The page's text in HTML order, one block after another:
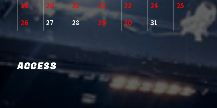
19
20 21 22 23 24
25
26
27 28 29 30 31
ACCESS